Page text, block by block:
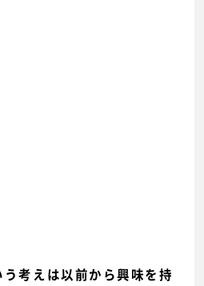
う考えは以前から興味を持